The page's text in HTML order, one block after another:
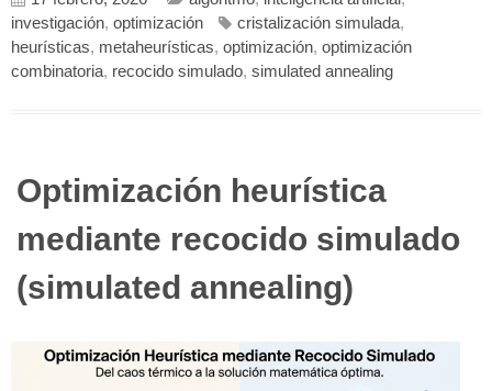
investigación, optimización cristalización simulada,
heurísticas, metaheurísticas, optimización, optimización
combinatoria, recocido simulado, simulated annealing
Optimización heurística
mediante recocido simulado
(simulated annealing)